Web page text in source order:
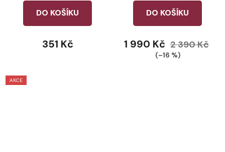
DO KOŠÍKU
351 Kč
DO KOŠÍKU
1 990 Kč 2 390 Kč
(–16 %)
AKCE